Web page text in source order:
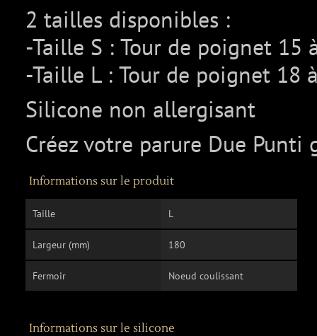
2 tailles disponibles :
-Taille S : Tour de poignet 15
-Taille L : Tour de poignet 18
Silicone non allergisant
Créez votre parure Due Punti
Informations sur le produit
Taille L
Largeur (mm) 180
Fermoir Noeud coulissant
Informations sur le silicone